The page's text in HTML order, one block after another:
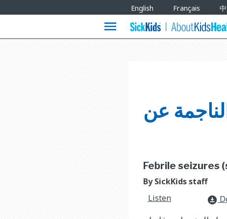
Languages
English Français
menu
عن
Febrile seizures
By SickKids staff
Listen
download_for_offline